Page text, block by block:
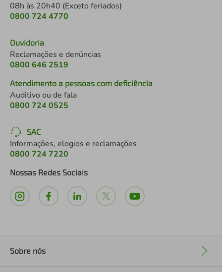
08h às 20h40 (Exceto feriados)
0800 724 4770
Ouvidoria
Reclamações e denúncias
0800 646 2519
Atendimento a pessoas com deficiência
Auditivo ou de fala
0800 724 0525
SAC
Informações, elogios e reclamações
0800 724 7220
Nossas Redes Sociais
Sobre nós